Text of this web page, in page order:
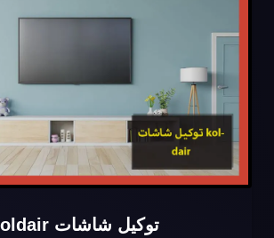
توكيل شاشات koldair